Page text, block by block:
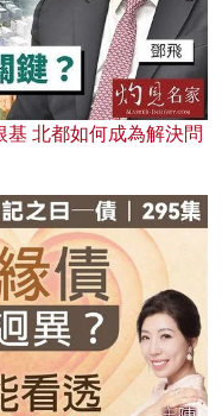
北都如何成為解決問